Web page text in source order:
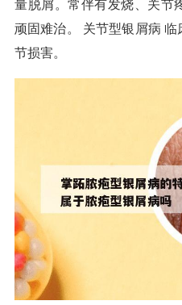
量脱屑。常伴有发烧、关节
顽固难治。 关节型银屑病
节损害。